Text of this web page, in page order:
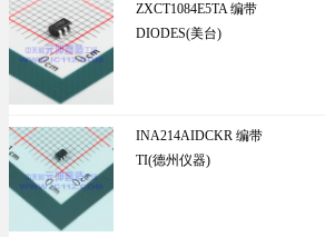
UniOhm台湾厚声（授权代理）(983)
国产(926)
LINEAR(凌特)(728) AISHI(艾
ST(先科)(660)
ZXCT1084E5TA 编带
DIODES(美台)
INA214AIDCKR 编带
TI(德州仪器)